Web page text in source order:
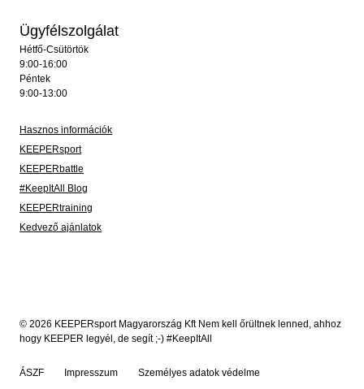
Ügyfélszolgálat
Hétfő-Csütörtök
9:00-16:00
Péntek
9:00-13:00
Hasznos információk
KEEPERsport
KEEPERbattle
#KeepItAll Blog
KEEPERtraining
Kedvező ajánlatok
© 2026 KEEPERsport Magyarország Kft Nem kell őrültnek lenned, ahhoz
hogy KEEPER legyél, de segít ;-) #KeepItAll
ÁSZF Impresszum Személyes adatok védelme